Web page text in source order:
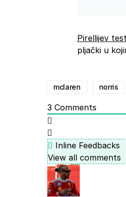
Pirellijev
pljački u
mclaren norris
3 Comments
Inline Feedbacks
View all comments